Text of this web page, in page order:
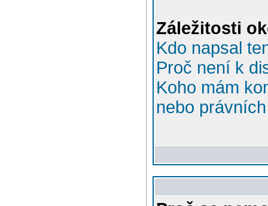
Záležitosti
Kdo napsal
Proč není k
Koho mám
nebo